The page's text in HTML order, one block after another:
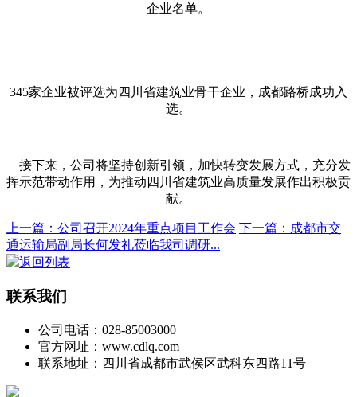
企业名单。
345家企业被评选为 四川省建筑业骨干企业， 成都路桥成功入
选。
接下来，公司将坚持创新引 领，加快转变发展方式，充分发
挥示范带动作用，为推动四川省建筑业高质量发展作出积极贡
献。
上一篇：公司召开2024年重点项目工作会 下一篇：成都市交
通运输局副局长何发礼莅临我司调研...
返回列表
联系我们
公司电话：028-85003000
官方网址：www.cdlq.com
联系地址：四川省成都市武侯区武科东四路11号